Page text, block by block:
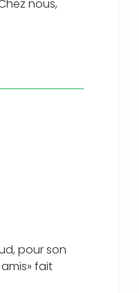
nous,
pour son
fait